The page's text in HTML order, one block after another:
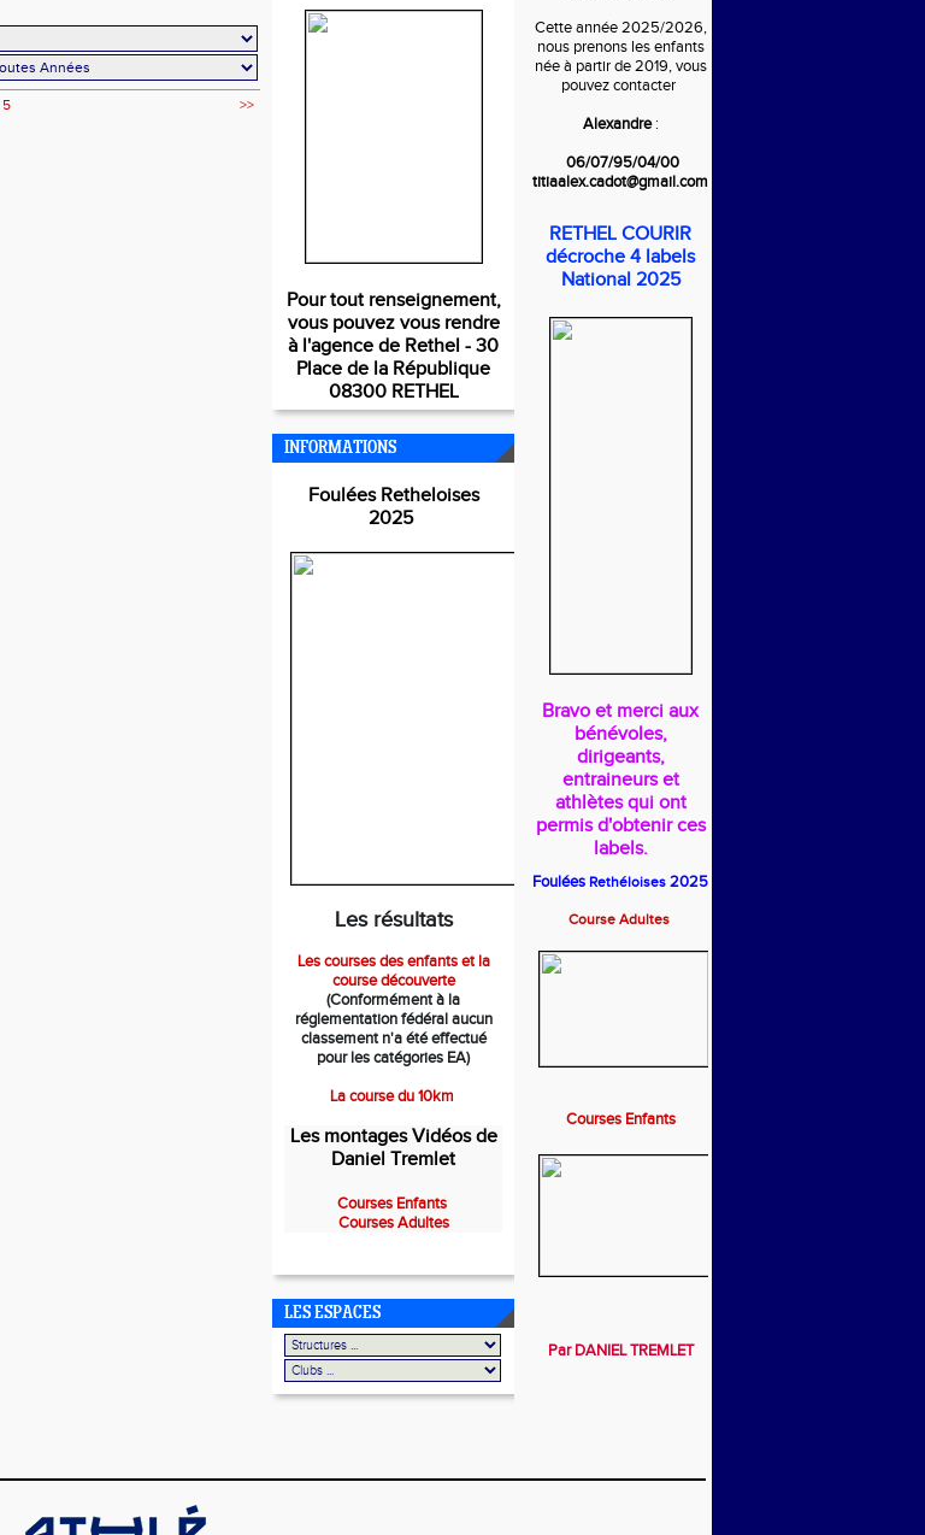
5 >>
Pour tout renseignement,
vous pouvez vous rendre
à l'agence de Rethel - 30
Place de la République
08300 RETHEL
INFORMATIONS
Foulées Retheloises
2025
Les résultats
Les courses des enfants et la
course découverte
(Conformément à la
réglementation fédéral aucun
classement n'a été effectué
pour les catégories EA)
La course du 10km
Les montages Vidéos de
Daniel Tremlet
Courses Enfants
Courses Adultes
LES ESPACES
Cette année 2025/2026,
nous prenons les enfants
née à partir de 2019, vous
pouvez contacter
Alexandre:
06/07/95/04/00
titiaalex.cadot@gmail.com
RETHEL COURIR
décroche 4 labels
National 2025
Bravo et merci aux
bénévoles,
dirigeants,
entraineurs et
athlètes qui ont
permis d'obtenir ces
labels.
Foulées Rethéloises 2025
Course Adultes
Courses Enfants
Par DANIEL TREMLET